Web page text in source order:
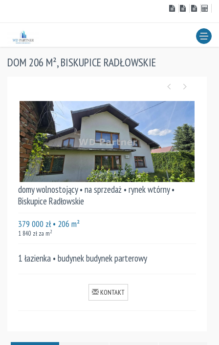
DOM 206 M², BISKUPICE RADŁOWSKIE
domy wolnostojący • na sprzedaż • rynek wtórny •
Biskupice Radłowskie
379 000 zł• 206 m²
1 840 zł za m2
1 łazienka • budynek budynek parterowy
KONTAKT